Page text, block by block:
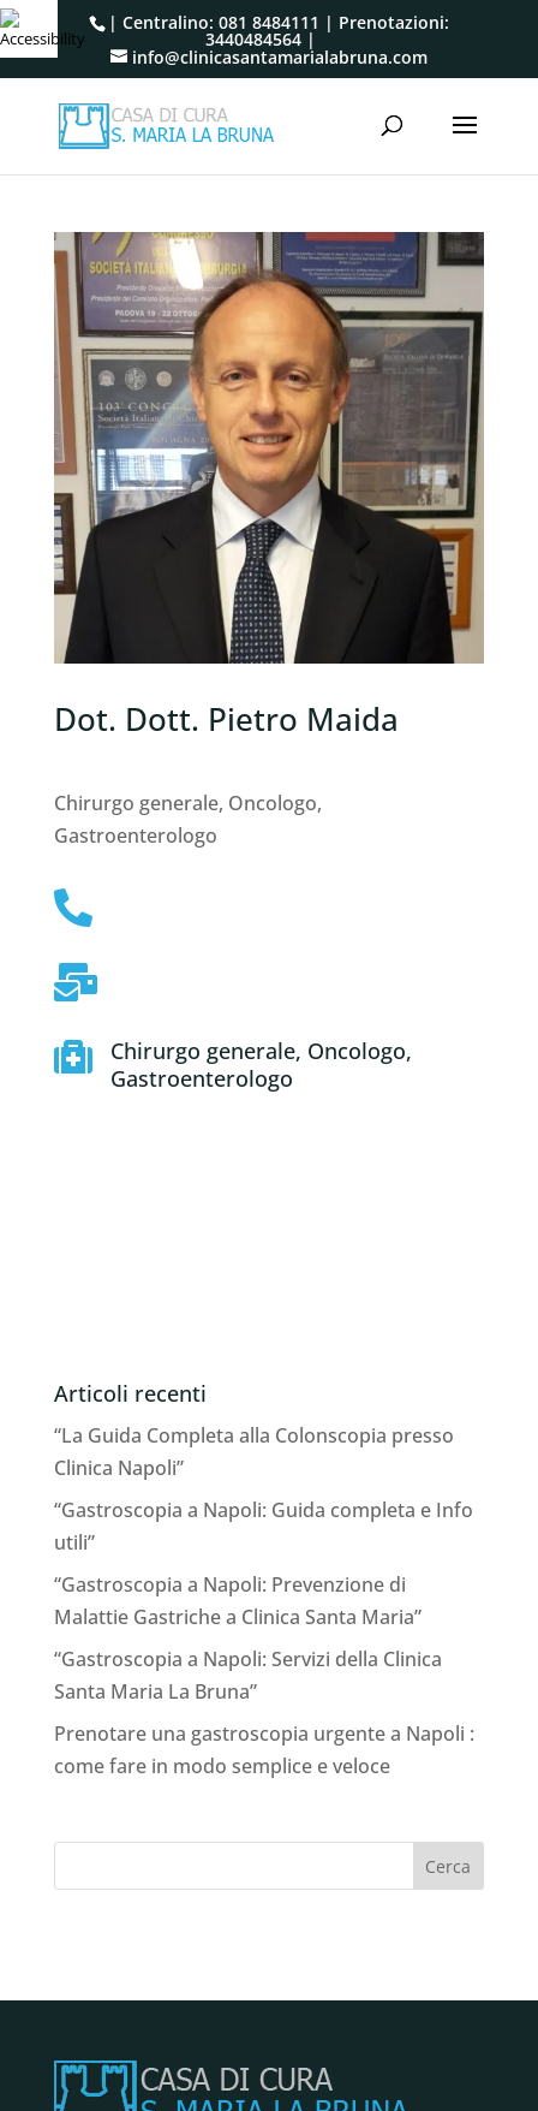
| Centralino: 081 8484111 | Prenotazioni:
3440484564 |
info@clinicasantamarialabruna.com
Dot. Dott. Pietro Maida ⁠
Chirurgo generale, Oncologo,
Gastroenterologo



Chirurgo generale, Oncologo,
Gastroenterologo
Articoli recenti
“La Guida Completa alla Colonscopia presso
Clinica Napoli”
“Gastroscopia a Napoli: Guida completa e Info
utili”
“Gastroscopia a Napoli: Prevenzione di
Malattie Gastriche a Clinica Santa Maria”
“Gastroscopia a Napoli: Servizi della Clinica
Santa Maria La Bruna”
Prenotare una gastroscopia urgente a Napoli :
come fare in modo semplice e veloce